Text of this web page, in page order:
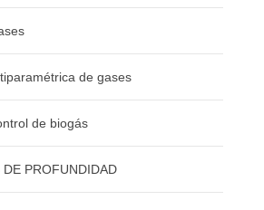
de gases
de biogás
DE PROFUNDIDAD